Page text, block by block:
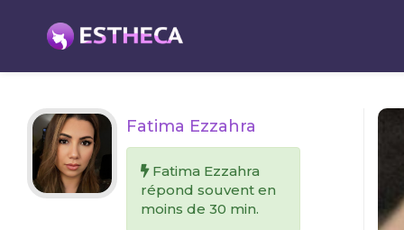
Fatima Ezzahra
Fatima Ezzahra
répond souvent en
moins de 30 min.